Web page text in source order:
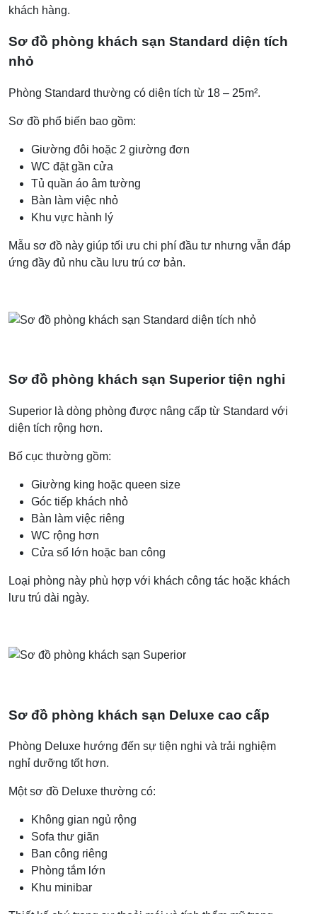
khách hàng.
Sơ đồ phòng khách sạn Standard diện tích
nhỏ
Phòng Standard thường có diện tích từ 18 – 25m².
Sơ đồ phổ biến bao gồm:
Giường đôi hoặc 2 giường đơn
WC đặt gần cửa
Tủ quần áo âm tường
Bàn làm việc nhỏ
Khu vực hành lý
Mẫu sơ đồ này giúp tối ưu chi phí đầu tư nhưng vẫn đáp
ứng đầy đủ nhu cầu lưu trú cơ bản.
Sơ đồ phòng khách sạn Superior tiện nghi
Superior là dòng phòng được nâng cấp từ Standard với
diện tích rộng hơn.
Bố cục thường gồm:
Giường king hoặc queen size
Góc tiếp khách nhỏ
Bàn làm việc riêng
WC rộng hơn
Cửa sổ lớn hoặc ban công
Loại phòng này phù hợp với khách công tác hoặc khách
lưu trú dài ngày.
Sơ đồ phòng khách sạn Deluxe cao cấp
Phòng Deluxe hướng đến sự tiện nghi và trải nghiệm
nghỉ dưỡng tốt hơn.
Một sơ đồ Deluxe thường có:
Không gian ngủ rộng
Sofa thư giãn
Ban công riêng
Phòng tắm lớn
Khu minibar